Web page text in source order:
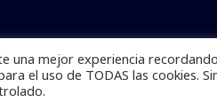
los derechos reservados.
una mejor experiencia
el uso de TODAS las cookies.